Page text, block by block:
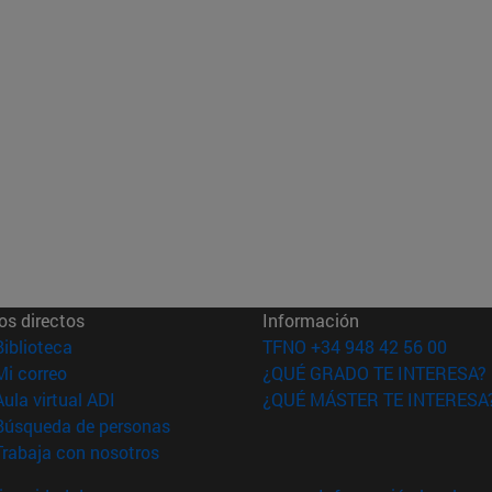
directos
(abre en nueva ventana)
correo(abre en nueva ventana)
virtual ADI (abre en nueva ventana)
de personas(abre en nueva ventana)
con nosotros(abre en nueva ventana)
Información
TFNO +34 948 42 56 00
¿QUÉ GRADO TE INTERESA?
¿QUÉ MÁSTER TE